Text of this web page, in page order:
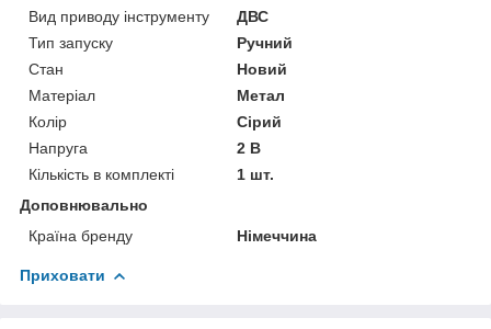
Вид приводу інструменту
ДВС
Тип запуску
Ручний
Стан
Новий
Матеріал
Метал
Колір
Сірий
Напруга
2 В
Кількість в комплекті
1 шт.
Доповнювально
Країна бренду
Німеччина
Приховати